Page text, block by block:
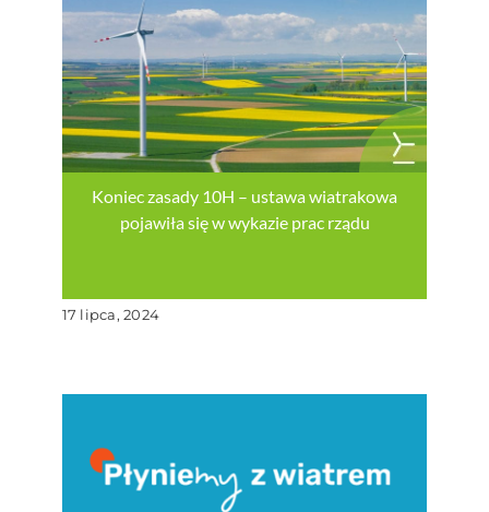
Koniec zasady 10H – ustawa wiatrakowa
pojawiła się w wykazie prac rządu
17 lipca, 2024